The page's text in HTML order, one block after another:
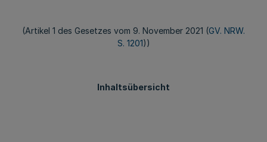
(Artikel 1 des Gesetzes vom 9. November 2021 (GV. NRW.
S. 1201))
Inhaltsübersicht